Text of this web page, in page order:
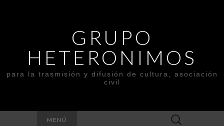
GRUPO
HETERONIMOS
para la trasmisión y difusión de cultura, asociación
civil
MENÚ Buscar: